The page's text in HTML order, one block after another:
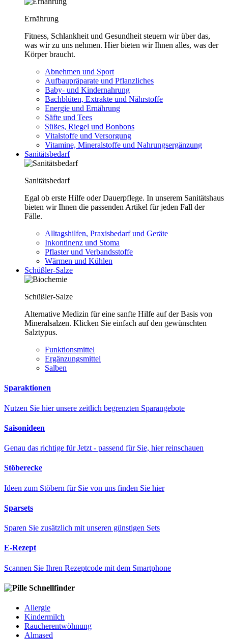
Ernährung
Fitness, Schlankheit und Gesundheit steuern wir über das,
was wir zu uns nehmen. Hier bieten wir Ihnen alles, was der
Körper braucht.
Abnehmen und Sport
Aufbaupräparate und Pflanzliches
Baby- und Kindernahrung
Bachblüten, Extrakte und Nährstoffe
Energie und Ernährung
Säfte und Tees
Süßes, Riegel und Bonbons
Vitalstoffe und Versorgung
Vitamine, Mineralstoffe und Nahrungsergänzung
Sanitätsbedarf
Sanitätsbedarf
Egal ob erste Hilfe oder Dauerpflege. In unserem Sanitätshaus
bieten wir Ihnen die passenden Artikel für jeden Fall der
Fälle.
Alltagshilfen, Praxisbedarf und Geräte
Inkontinenz und Stoma
Pflaster und Verbandsstoffe
Wärmen und Kühlen
Schüßler-Salze
Schüßler-Salze
Alternative Medizin für eine sanfte Hilfe auf der Basis von
Mineralsalzen. Klicken Sie einfach auf den gewünschten
Salztypus.
Funktionsmittel
Ergänzungsmittel
Salben
Sparaktionen
Nutzen Sie hier unsere zeitlich begrenzten Sparangebote
Saisonideen
Genau das richtige für Jetzt - passend für Sie, hier reinschauen
Stöberecke
Ideen zum Stöbern für Sie von uns finden Sie hier
Sparsets
Sparen Sie zusätzlich mit unseren günstigen Sets
E-Rezept
Scannen Sie Ihren Rezeptcode mit dem Smartphone
Schnellfinder
Allergie
Kindermilch
Raucherentwöhnung
Almased